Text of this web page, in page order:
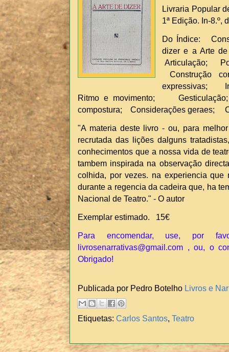
Livraria Popular
1ª Edição. In-8.º,
Do Índice:
dizer e a Arte
Articulação;
Construção
expressivas;
Ritmo e movimento;
compostura; Considerações geraes;
"A materia deste livro - ou, para
recrutada das lições dalguns
conhecimentos que a nossa vida de
tambem inspirada na observação
colhida, por vezes. na experiencia
durante a regencia da cadeira que, ha
Nacional de Teatro." - O autor
Exemplar estimado. 15€
Para encomendar, use, por
livrosenarrativas@gmail.com , ou, o
Obrigado!
Publicada por Pedro Botelho Livros e
Etiquetas: Carlos Santos Teatro